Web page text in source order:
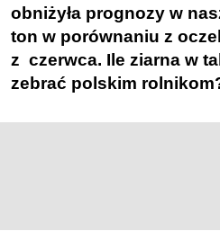
obniżyła prognozy w
ton w porównaniu z
z czerwca. Ile ziarna w
zebrać polskim